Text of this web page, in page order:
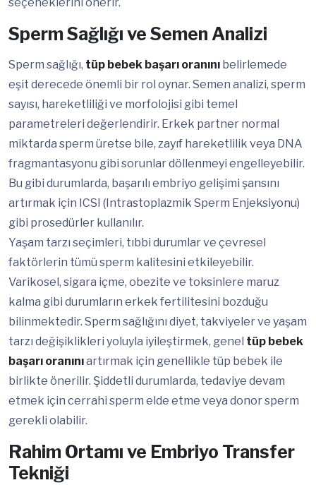
seçeneklerini önerir.
Sperm Sağlığı ve Semen Analizi
Sperm sağlığı, tüp bebek başarı oranını belirlemede
eşit derecede önemli bir rol oynar. Semen analizi, sperm
sayısı, hareketliliği ve morfolojisi gibi temel
parametreleri değerlendirir. Erkek partner normal
miktarda sperm üretse bile, zayıf hareketlilik veya DNA
fragmantasyonu gibi sorunlar döllenmeyi engelleyebilir.
Bu gibi durumlarda, başarılı embriyo gelişimi şansını
artırmak için ICSI (Intrastoplazmik Sperm Enjeksiyonu)
gibi prosedürler kullanılır.
Yaşam tarzı seçimleri, tıbbi durumlar ve çevresel
faktörlerin tümü sperm kalitesini etkileyebilir.
Varikosel, sigara içme, obezite ve toksinlere maruz
kalma gibi durumların erkek fertilitesini bozduğu
bilinmektedir. Sperm sağlığını diyet, takviyeler ve yaşam
tarzı değişiklikleri yoluyla iyileştirmek, genel tüp bebek
başarı oranınıartırmak için genellikle tüp bebek ile
birlikte önerilir. Şiddetli durumlarda, tedaviye devam
etmek için cerrahi sperm elde etme veya donor sperm
gerekli olabilir.
Rahim Ortamı ve Embriyo Transfer
Tekniği